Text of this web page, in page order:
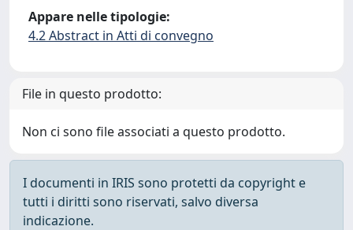
Appare nelle tipologie:
4.2 Abstract in Atti di convegno
File in questo prodotto:
Non ci sono file associati a questo prodotto.
I documenti in IRIS sono protetti da copyright e
tutti i diritti sono riservati, salvo diversa
indicazione.